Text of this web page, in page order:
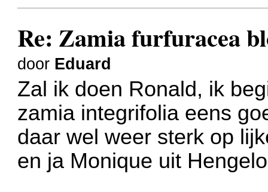
Re: Zamia furfuracea
door Eduard
Zal ik doen Ronald, ik
zamia integrifolia eens
daar wel weer sterk op
en ja Monique uit